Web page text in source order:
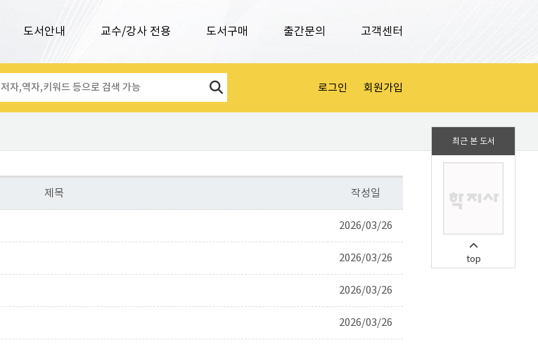
최근 본 도서
top
도서안내 교수/강사 전용 도서구매 출간문의 고객센터
로그인 회원가입
제목 작성일
2026/03/26
2026/03/26
2026/03/26
2026/03/26